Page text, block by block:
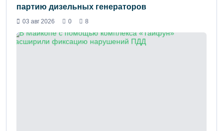
партию дизельных генераторов
03 авг 2026 0 8